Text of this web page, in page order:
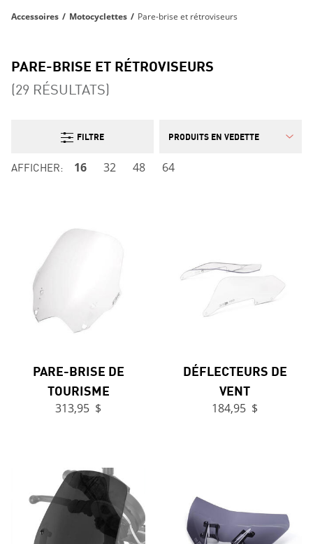
Accessoires / Motocyclettes / Pare-brise et rétroviseurs
PARE-BRISE ET RÉTROVISEURS
(29 RÉSULTATS)
FILTRE
AFFICHER: 16 32 48 64
PARE-BRISE DE
TOURISME
313,95 $
DÉFLECTEURS DE
VENT
184,95 $